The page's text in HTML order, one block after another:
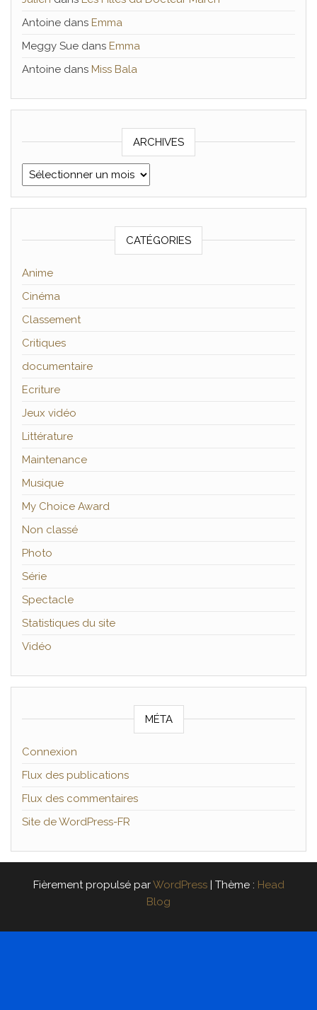
Antoine dans Emma
Meggy Sue dans Emma
Antoine dans Miss Bala
ARCHIVES
Archives
CATÉGORIES
Anime
Cinéma
Classement
Critiques
documentaire
Ecriture
Jeux vidéo
Littérature
Maintenance
Musique
My Choice Award
Non classé
Photo
Série
Spectacle
Statistiques du site
Vidéo
MÉTA
Connexion
Flux des publications
Flux des commentaires
Site de WordPress-FR
Fièrement propulsé parWordPress | Thème : Head
Blog